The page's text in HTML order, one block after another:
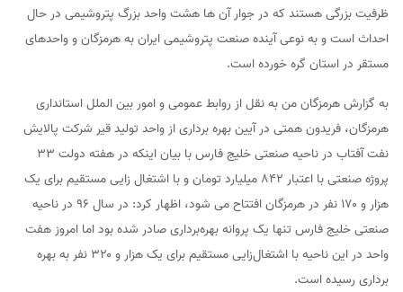
ظرفیت بزرگی هستند که در جوار آن ها هشت واحد بزرگ پتروشیمی در حال
احداث است و به نوعی آینده صنعت پتروشیمی ایران به هرمزگان و واحدهای
مستقر در استان گره خورده است.
به گزارش هرمزگان من به نقل از روابط عمومی و امور بین الملل استانداری
هرمزگان، فریدون همتی در آیین بهره برداری از واحد تولید قیر شرکت پالایش
نفت آفتاب در ناحیه صنعتی خلیج فارس با بیان اینکه در هفته دولت ۳۳
پروژه صنعتی با اعتبار ۸۴۲ میلیارد تومان و با اشتغال زایی مستقیم برای یک
هزار و ۱۷۰ نفر در هرمزگان افتتاح می شود، اظهار کرد: در سال ۹۶ در ناحیه
صنعتی خلیج فارس تنها یک پروانه بهره‌برداری صادر شده بود اما امروز هفت
واحد در این ناحیه با اشتغال‌زایی مستقیم برای یک هزار و ۳۲۰ نفر به بهره
برداری رسیده است.